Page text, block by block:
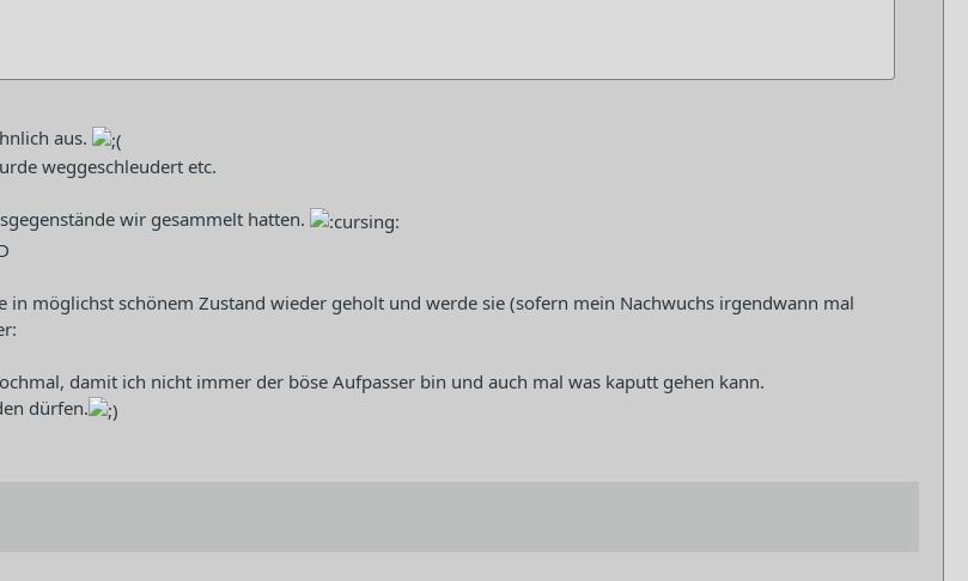
aus.
weggeschleudert etc.
wir gesammelt hatten.
möglichst schönem Zustand wieder geholt und werde sie (sofern mein Nachwuchs irgendwann mal
damit ich nicht immer der böse Aufpasser bin und auch mal was kaputt gehen kann.
dürfen.